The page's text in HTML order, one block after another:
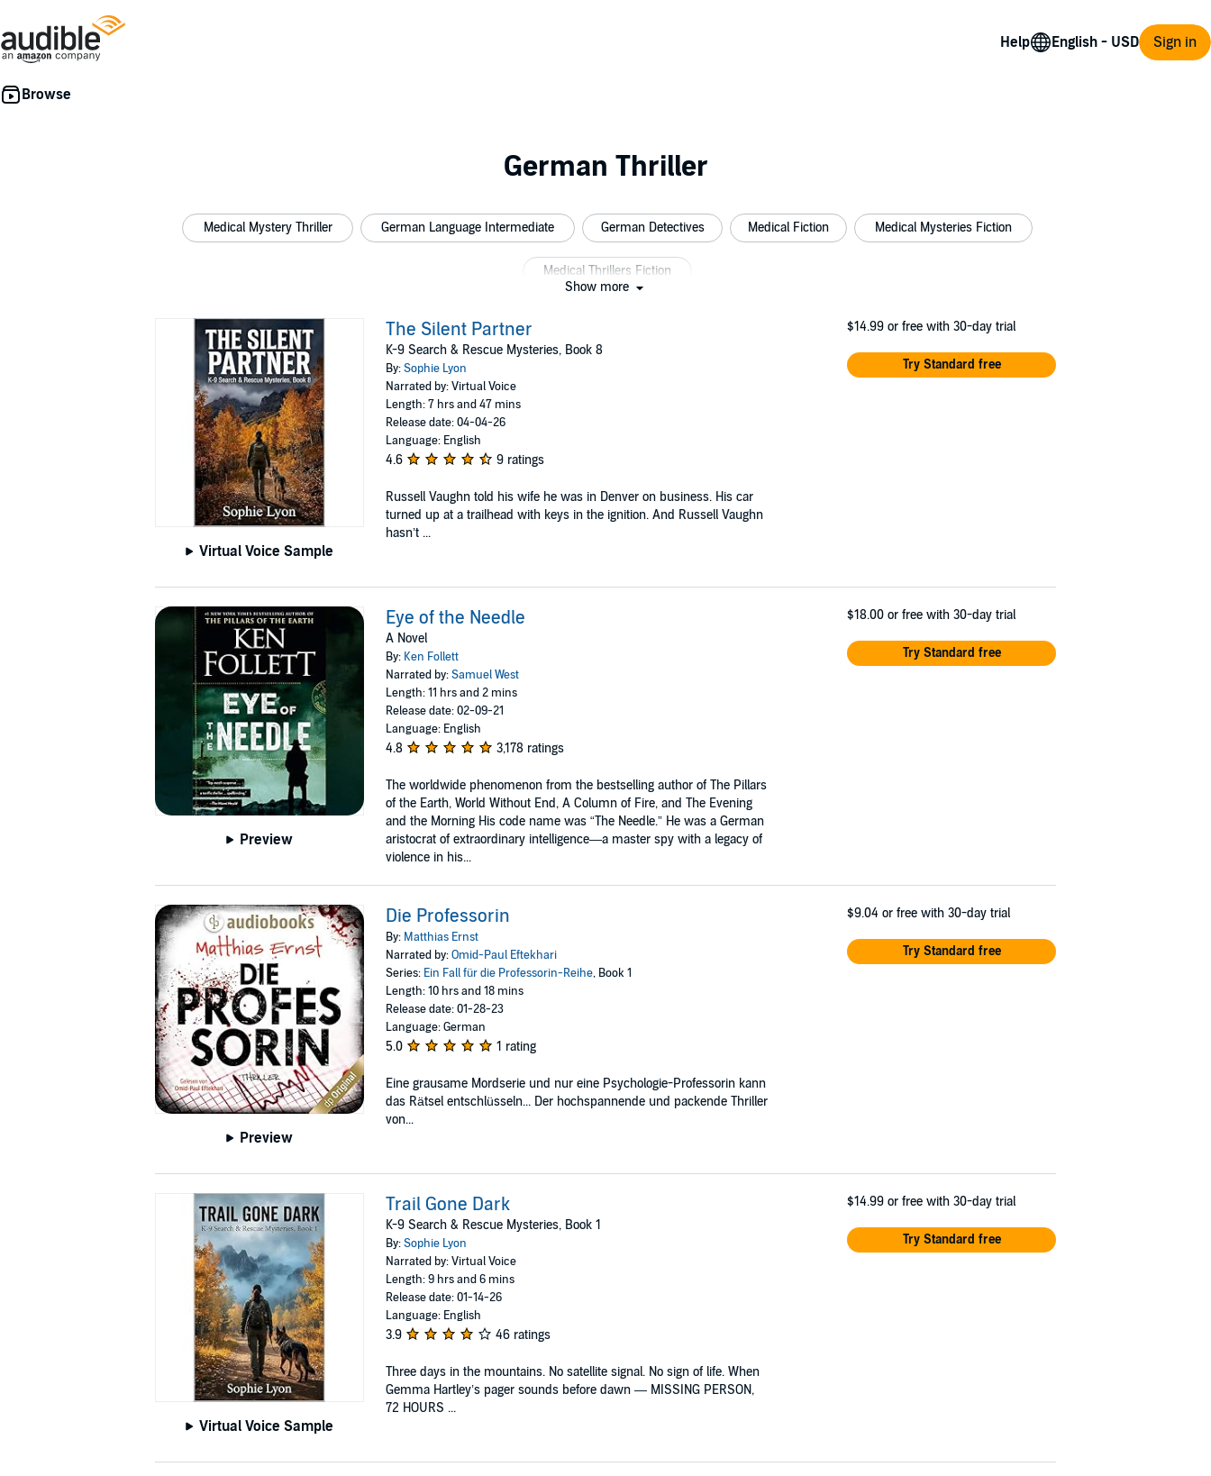
Help Sign in
German Thriller
Medical Mystery Thriller German Language Intermediate German Detectives Medical Fiction Medical Mysteries Fiction
Medical Thrillers Fiction
Show more
Virtual Voice Sample
The Silent Partner
K-9 Search & Rescue Mysteries, Book 8
By:Sophie Lyon
Narrated by: Virtual Voice
Length: 7 hrs and 47 mins
Release date: 04-04-26
Language: English
4.6 9 ratings
Russell Vaughn told his wife he was in Denver on business. His car
turned up at a trailhead with keys in the ignition. And Russell Vaughn
hasn’t ...
$14.99 or free with 30-day trial
Try Standard free
Preview
Eye of the Needle
A Novel
By: Ken Follett
Narrated by:Samuel West
Length: 11 hrs and 2 mins
Release date: 02-09-21
Language: English
4.8 3,178 ratings
The worldwide phenomenon from the bestselling author of The Pillars
of the Earth, World Without End, A Column of Fire, and The Evening
and the Morning His code name was “The Needle.” He was a German
aristocrat of extraordinary intelligence—a master spy with a legacy of
violence in his...
$18.00 or free with 30-day trial
Try Standard free
Preview
Die Professorin
By: Matthias Ernst
Narrated by:Omid-Paul Eftekhari
Series: Ein Fall für die Professorin-Reihe, Book 1
Length: 10 hrs and 18 mins
Release date: 01-28-23
Language: German
5.0 1 rating
Eine grausame Mordserie und nur eine Psychologie-Professorin kann
das Rätsel entschlüsseln... Der hochspannende und packende Thriller
von...
$9.04 or free with 30-day trial
Try Standard free
Virtual Voice Sample
Trail Gone Dark
K-9 Search & Rescue Mysteries, Book 1
By:Sophie Lyon
Narrated by: Virtual Voice
Length: 9 hrs and 6 mins
Release date: 01-14-26
Language: English
3.9 46 ratings
Three days in the mountains. No satellite signal. No sign of life. When
Gemma Hartley’s pager sounds before dawn — MISSING PERSON,
72 HOURS ...
$14.99 or free with 30-day trial
Try Standard free